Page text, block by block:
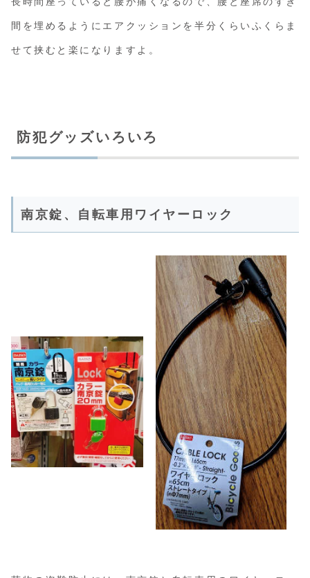
間を埋めるようにエアクッションを半分くらいふくらま
せて挟むと楽になりますよ。
防犯グッズいろいろ
南京錠、自転車用ワイヤーロック